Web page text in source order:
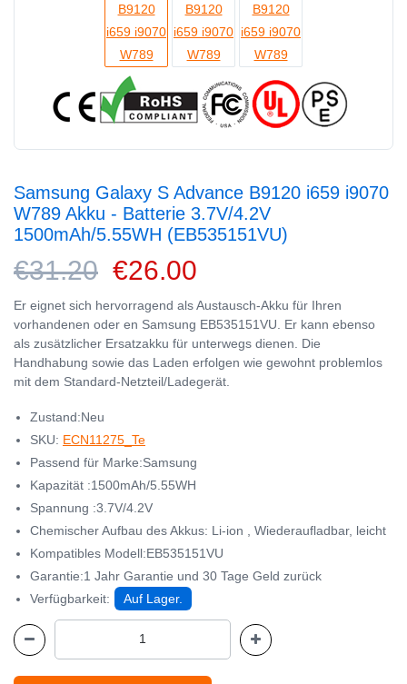
Samsung Galaxy S Advance B9120 i659 i9070
W789 Akku - Batterie 3.7V/4.2V
1500mAh/5.55WH (EB535151VU)
€31.20 €26.00
Er eignet sich hervorragend als Austausch-Akku für Ihren
vorhandenen oder en Samsung EB535151VU. Er kann ebenso
als zusätzlicher Ersatzakku für unterwegs dienen. Die
Handhabung sowie das Laden erfolgen wie gewohnt problemlos
mit dem Standard-Netzteil/Ladegerät.
Zustand:Neu
SKU: ECN11275_Te
Passend für Marke:Samsung
Kapazität :1500mAh/5.55WH
Spannung :3.7V/4.2V
Chemischer Aufbau des Akkus: Li-ion , Wiederaufladbar, leicht
Kompatibles Modell:EB535151VU
Garantie:1 Jahr Garantie und 30 Tage Geld zurück
Verfügbarkeit:
Auf Lager.